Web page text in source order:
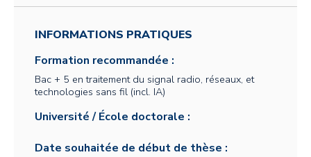
INFORMATIONS PRATIQUES
Formation recommandée :
Bac + 5 en traitement du signal radio, réseaux, et
technologies sans fil (incl. IA)
Université / École doctorale :
Date souhaitée de début de thèse :